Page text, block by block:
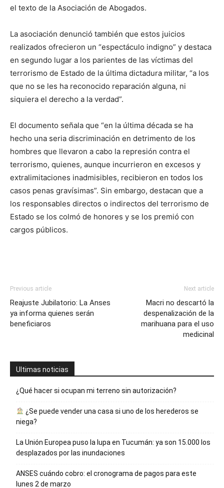
el texto de la Asociación de Abogados.
La asociación denunció también que estos juicios
realizados ofrecieron un “espectáculo indigno” y destaca
en segundo lugar a los parientes de las víctimas del
terrorismo de Estado de la última dictadura militar, “a los
que no se les ha reconocido reparación alguna, ni
siquiera el derecho a la verdad”.
El documento señala que “en la última década se ha
hecho una seria discriminación en detrimento de los
hombres que llevaron a cabo la represión contra el
terrorismo, quienes, aunque incurrieron en excesos y
extralimitaciones inadmisibles, recibieron en todos los
casos penas gravísimas”. Sin embargo, destacan que a
los responsables directos o indirectos del terrorismo de
Estado se los colmó de honores y se los premió con
cargos públicos.
Previous article
Reajuste Jubilatorio: La Anses
ya informa quienes serán
beneficiaros
Next article
Macri no descartó la
despenalización de la
marihuana para el uso
medicinal
Ultimas noticias
¿Qué hacer si ocupan mi terreno sin autorización?
¿Se puede vender una casa si uno de los herederos se
niega?
La Unión Europea puso la lupa en Tucumán: ya son 15.000 los
desplazados por las inundaciones
ANSES cuándo cobro: el cronograma de pagos para este
lunes 2 de marzo